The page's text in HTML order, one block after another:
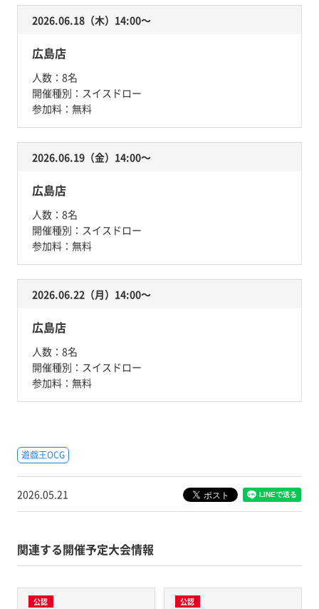
2026.06.18（木）14:00〜
広島店
人数： 8名
開催種別： スイスドロー
参加料： 無料
2026.06.19（金）14:00〜
広島店
人数： 8名
開催種別： スイスドロー
参加料： 無料
2026.06.22（月）14:00〜
広島店
人数： 8名
開催種別： スイスドロー
参加料： 無料
遊戯王OCG
2026.05.21
関連する開催予定大会情報
公認 公認